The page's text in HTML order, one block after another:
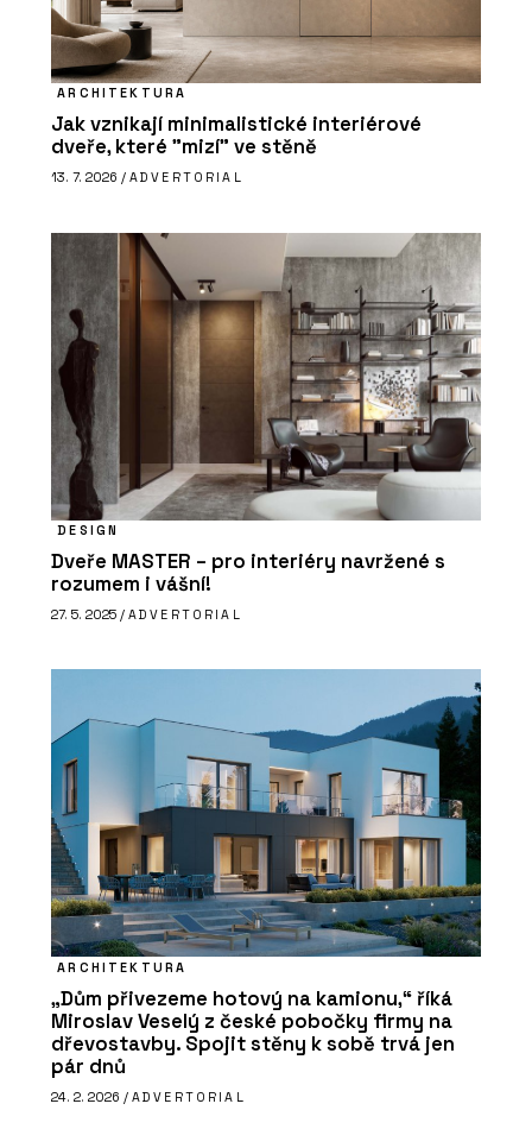
ARCHITEKTURA
Jak vznikají minimalistické interiérové
dveře, které "mizí" ve stěně
13. 7. 2026 / ADVERTORIAL
DESIGN
Dveře MASTER – pro interiéry navržené s
rozumem i vášní!
27. 5. 2025 / ADVERTORIAL
ARCHITEKTURA
„Dům přivezeme hotový na kamionu,“ říká
Miroslav Veselý z české pobočky firmy na
dřevostavby. Spojit stěny k sobě trvá jen
pár dnů
24. 2. 2026 / ADVERTORIAL